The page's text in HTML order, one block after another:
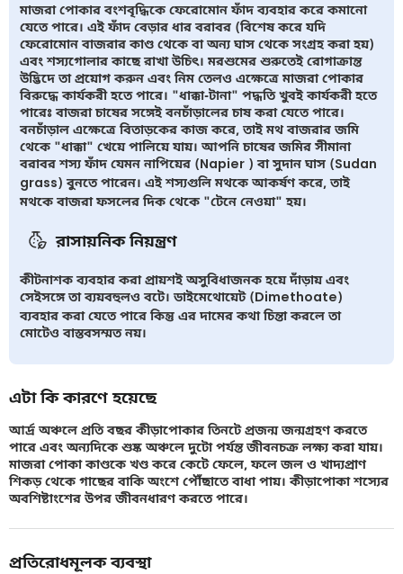
মাজরা পোকার বংশবৃদ্ধিকে ফেরোমোন ফাঁদ ব্যবহার করে কমানো
যেতে পারে। এই ফাঁদ বেড়ার ধার বরাবর (বিশেষ করে যদি
ফেরোমোন বাজরার কাণ্ড থেকে বা অন্য ঘাস থেকে সংগ্রহ করা হয়)
এবং শস্যগোলার কাছে রাখা উচিৎ। মরশুমের শুরুতেই রোগাক্রান্ত
উদ্ভিদে তা প্রয়োগ করুন এবং নিম তেলও এক্ষেত্রে মাজরা পোকার
বিরুদ্ধে কার্যকরী হতে পারে। "ধাক্কা-টানা" পদ্ধতি খুবই কার্যকরী হতে
পারেঃ বাজরা চাষের সঙ্গেই বনচাঁড়ালের চাষ করা যেতে পারে।
বনচাঁড়াল এক্ষেত্রে বিতাড়কের কাজ করে, তাই মথ বাজরার জমি
থেকে "ধাক্কা" খেয়ে পালিয়ে যায়। আপনি চাষের জমির সীমানা
বরাবর শস্য ফাঁদ যেমন নাপিয়ের (Napier ) বা সুদান ঘাস (Sudan
grass) বুনতে পারেন। এই শস্যগুলি মথকে আকর্ষণ করে, তাই
মথকে বাজরা ফসলের দিক থেকে "টেনে নেওয়া" হয়।
রাসায়নিক নিয়ন্ত্রণ
কীটনাশক ব্যবহার করা প্রায়শই অসুবিধাজনক হয়ে দাঁড়ায় এবং
সেইসঙ্গে তা ব্যয়বহুলও বটে। ডাইমেথোয়েট (Dimethoate)
ব্যবহার করা যেতে পারে কিন্তু এর দামের কথা চিন্তা করলে তা
মোটেও বাস্তবসম্মত নয়।
এটা কি কারণে হয়েছে
আর্দ্র অঞ্চলে প্রতি বছর কীড়াপোকার তিনটে প্রজন্ম জন্মগ্রহণ করতে
পারে এবং অন্যদিকে শুষ্ক অঞ্চলে দুটো পর্যন্ত জীবনচক্র লক্ষ্য করা যায়।
মাজরা পোকা কাণ্ডকে খণ্ড করে কেটে ফেলে, ফলে জল ও খাদ্যপ্রাণ
শিকড় থেকে গাছের বাকি অংশে পৌঁছাতে বাধা পায়। কীড়াপোকা শস্যের
অবশিষ্টাংশের উপর জীবনধারণ করতে পারে।
প্রতিরোধমূলক ব্যবস্থা